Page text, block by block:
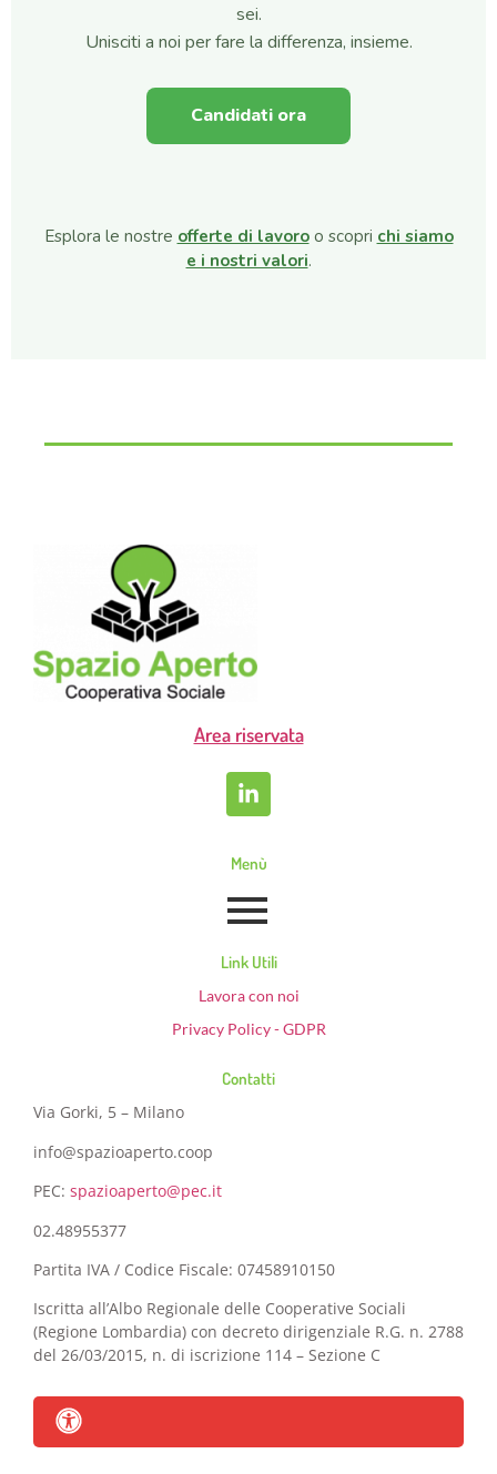
sei.
Unisciti a noi per fare la differenza, insieme.
Candidati ora
Esplora le nostre offerte di lavoroo scopri chi siamo
e i nostri valori.
Area riservata
Menù
Link Utili
Lavora con noi
Privacy Policy - GDPR
Contatti
Via Gorki, 5 – Milano
info@spazioaperto.coop
PEC: spazioaperto@pec.it
02.48955377
Partita IVA / Codice Fiscale: 07458910150
Iscritta all’Albo Regionale delle Cooperative Sociali
(Regione Lombardia) con decreto dirigenziale R.G. n. 2788
del 26/03/2015, n. di iscrizione 114 – Sezione C